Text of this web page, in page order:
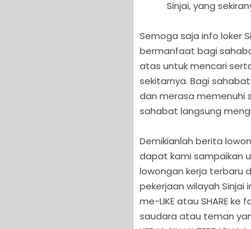
Sinjai, yang
Semoga saja info loker
bermanfaat bagi
atas untuk mencari
sekitarnya. Bagi
dan merasa memenuhi
sahabat langsung
Demikianlah berita
dapat kami sampaikan
lowongan kerja terbaru
pekerjaan wilayah
me-LIKE atau SHARE
saudara atau teman